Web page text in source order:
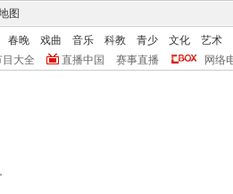
图
春晚 戏曲 音乐 科教 青少 文化
艺术
目大全 直播中国 赛事直播 网络